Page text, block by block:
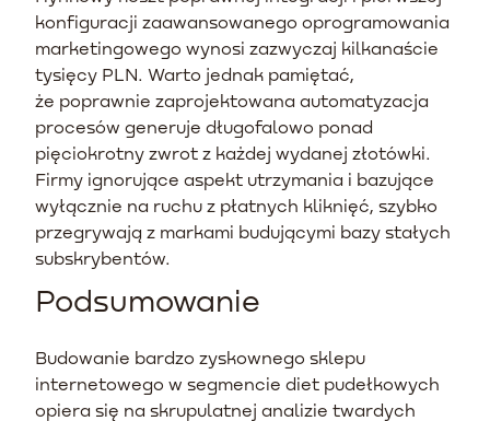
konfiguracji zaawansowanego oprogramowania
marketingowego wynosi zazwyczaj kilkanaście
tysięcy PLN. Warto jednak pamiętać,
że poprawnie zaprojektowana automatyzacja
procesów generuje długofalowo ponad
pięciokrotny zwrot z każdej wydanej złotówki.
Firmy ignorujące aspekt utrzymania i bazujące
wyłącznie na ruchu z płatnych kliknięć, szybko
przegrywają z markami budującymi bazy stałych
subskrybentów.
Podsumowanie
Budowanie bardzo zyskownego sklepu
internetowego w segmencie diet pudełkowych
opiera się na skrupulatnej analizie twardych